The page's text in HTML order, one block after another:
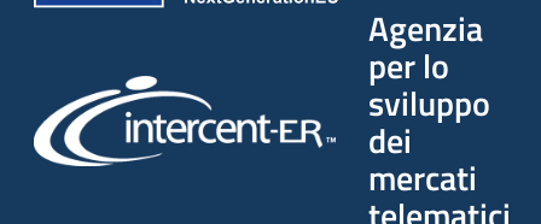
Agenzia
per lo
sviluppo
dei
mercati